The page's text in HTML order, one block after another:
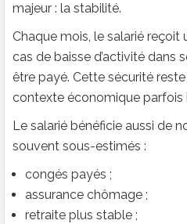
majeur : la stabilité.
Chaque mois, le salarié reçoit
cas de baisse d’activité dans
être payé. Cette sécurité
contexte économique parfois
Le salarié bénéficie aussi de
souvent sous-estimés :
congés payés ;
assurance chômage ;
retraite plus stable ;